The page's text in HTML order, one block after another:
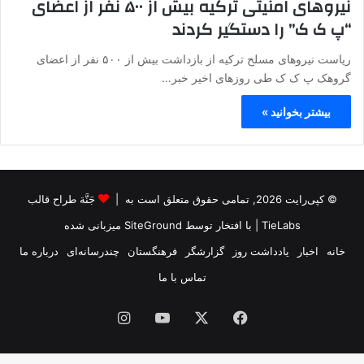
نیروهای امنیتی ترکیه بیش از ۵۰۰ نفر از اعضای
“پ ک ک” را دستگیر کردند
ریاست نیروهای مسلح ترکیه از بازداشت بیش از ۵۰۰ نفر از اعضای
گروهک پ ک ک طی روزهای اخیر خبر…
بیشتر بخوانید »
© کپی‌رایت 2026, تمامی حقوق متعلق است به |
جَنَّة طراح قالب
TieLabs | با افتخار توسط SiteGround میزبانی شده
خانه
اخبار یادداشت روز گزارشگر فرهنگستان چندرسانه‌ای
درباره ما
تماس با ما
فیس
بوک
یوتیوب